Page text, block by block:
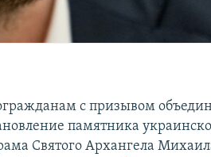
с призывом
памятника
Святого Архангела